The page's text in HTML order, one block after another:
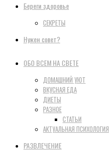
Береги здоровье
СЕКРЕТЫ
Нужен совет?
ОБО ВСЕМ НА СВЕТЕ
ДОМАШНИЙ УЮТ
ВКУСНАЯ ЕДА
ДИЕТЫ
РАЗНОЕ
СТАТЬИ
АКТУАЛЬНАЯ ПСИХОЛОГИЯ
РАЗВЛЕЧЕНИЕ